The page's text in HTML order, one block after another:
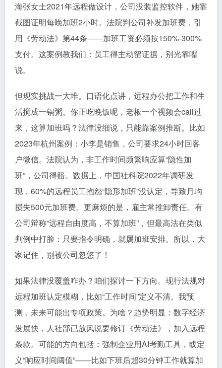
海张女士2021年远程做设计，公司没装监控软件，她靠
截图证明每晚加班2小时。法院判公司补发加班费，引
用《劳动法》第44条——加班工资必须按150%-300%
支付。这案例教我们：员工得主动留证据，别光靠嘴
说。
但现实挑战一大堆。口语化点讲，远程办公把工作和生
活搅成一锅粥。你正吃晚饭呢，老板一个视频会call过
来，这算加班吗？法律没细说，只能靠案例推断。比如
2023年杭州案例：小李是销售，公司要求24小时回客
户微信。法院认为，非工作时间频繁响应算“隐性加
班”，公司得赔。数据上，中国社科院2022年调研发
现，60%的远程员工抱怨“隐形加班”没认定，导致月均
损失500元加班费。更麻烦的是，雇主常推卸责任。有
公司辩称“远程自由度高，不算加班”，但最高法在类似
判例中打脸：只要指令明确，就属加班安排。所以，大
家记住，别被公司忽悠了！
如果法律没覆盖咋办？咱们探讨一下方向。现行法规对
远程加班认定模糊，比如“工作时间”定义不清。我预
测，未来可能出专项政策。为啥？趋势明显：数字经济
发展快，人社部已放风说要修订《劳动法》，加入远程
条款。可能的方向包括：强制企业用AI考勤工具，或定
义“响应时间阈值”——比如下班后超30分钟工作就算加